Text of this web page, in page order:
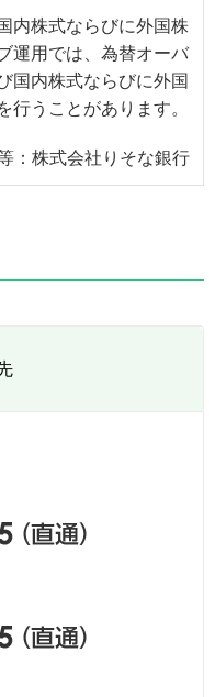
内株式ならびに外国株
運用では、為替オーバ
国内株式ならびに外国
行うことがあります。
：株式会社りそな銀行